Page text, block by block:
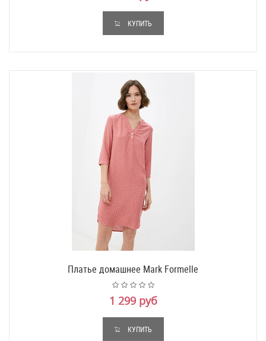
КУПИТЬ
Платье домашнее Mark Formelle
1 299 руб
КУПИТЬ